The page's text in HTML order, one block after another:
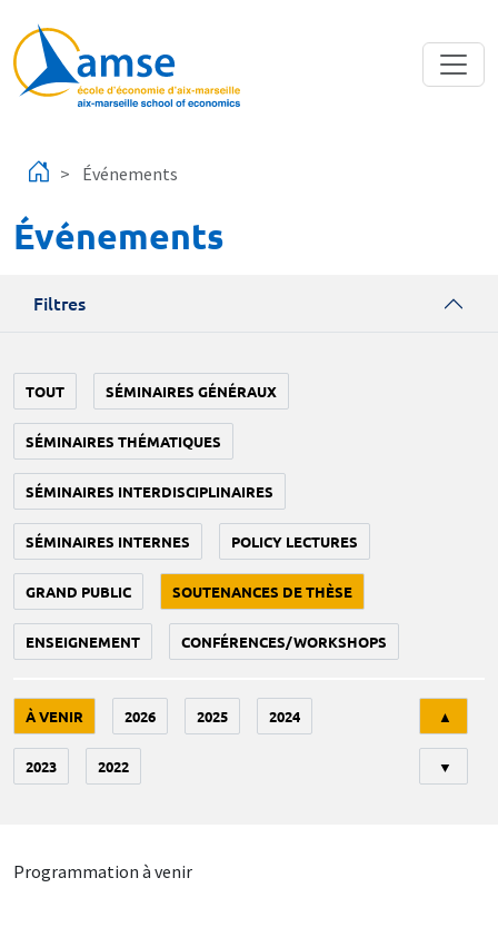
Événements
Événements
Filtres
TOUT SÉMINAIRES GÉNÉRAUX
SÉMINAIRES THÉMATIQUES
SÉMINAIRES INTERDISCIPLINAIRES
SÉMINAIRES INTERNES POLICY LECTURES
GRAND PUBLIC SOUTENANCES DE THÈSE
ENSEIGNEMENT CONFÉRENCES/WORKSHOPS
À VENIR 2026 2025 2024
2023 2022
▲
▼
Programmation à venir